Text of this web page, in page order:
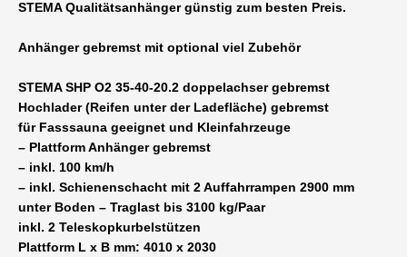
x
mm
Plattformanhänger
doppelachser
mit
Auffahrschienen
inkl.
Kurbelstützen
-
13
Zoll
STEMA Qualitätsanhänger günstig zum besten Preis.
Anhänger gebremst mit optional viel Zubehör
STEMA SHP O2 35-40-20.2 doppelachser gebremst
Hochlader (Reifen unter der Ladefläche) gebremst
für Fasssauna geeignet und Kleinfahrzeuge
– Plattform Anhänger gebremst
– inkl. 100 km/h
– inkl. Schienenschacht mit 2 Auffahrrampen 2900 mm
unter Boden – Traglast bis 3100 kg/Paar
inkl. 2 Teleskopkurbelstützen
Plattform L x B mm: 4010 x 2030